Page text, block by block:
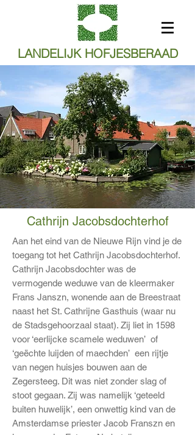
LANDELIJK HOFJESBERAAD
Cathrijn Jacobsdochterhof
Aan het eind van de Nieuwe Rijn vind je de
toegang tot het Cathrijn Jacobsdochterhof.
Cathrijn Jacobsdochter was de
vermogende weduwe van de kleermaker
Frans Janszn, wonende aan de Breestraat
naast het St. Cathrijne Gasthuis (waar nu
de Stadsgehoorzaal staat). Zij liet in 1598
voor ‘eerlijcke scamele weduwen’ of
‘geëchte luijden of maechden’ een rijtje
van negen huisjes bouwen aan de
Zegersteeg. Dit was niet zonder slag of
stoot gegaan. Zij was namelijk ‘geteeld
buiten huwelijk’, een onwettig kind van de
Amsterdamse priester Jacob Franszn en